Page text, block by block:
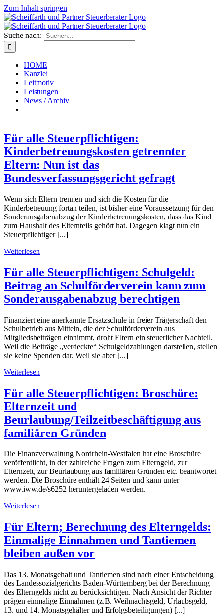
Zum Inhalt springen
Suche nach:
HOME
Kanzlei
Leitmotiv
Leistungen
News / Archiv
Für alle Steuerpflichtigen:
Kinderbetreuungskosten getrennter
Eltern: Nun ist das
Bundesverfassungsgericht gefragt
Wenn sich Eltern trennen und sich die Kosten für die
Kinderbetreuung fortan teilen, ist bisher eine Voraussetzung für den
Sonderausgabenabzug der Kinderbetreuungskosten, dass das Kind
zum Haushalt des Elternteils gehört hat. Dagegen klagt nun ein
Steuerpflichtiger [...]
Weiterlesen
Für alle Steuerpflichtigen: Schulgeld:
Beitrag an Schulförderverein kann zum
Sonderausgabenabzug berechtigen
Finanziert eine anerkannte Ersatzschule in freier Trägerschaft den
Schulbetrieb aus Mitteln, die der Schulförderverein aus
Mitgliedsbeiträgen einnimmt, droht Eltern ein steuerlicher Nachteil.
Weil die Beiträge „verdeckte“ Schulgeldzahlungen darstellen, stellen
sie keine Spenden dar. Weil sie aber [...]
Weiterlesen
Für alle Steuerpflichtigen: Broschüre:
Elternzeit und
Beurlaubung/Teilzeitbeschäftigung aus
familiären Gründen
Die Finanzverwaltung Nordrhein-Westfalen hat eine Broschüre
veröffentlicht, in der zahlreiche Fragen zum Elterngeld, zur
Elternzeit, zur Beurlaubung aus familiären Gründen etc. beantwortet
werden. Die Broschüre enthält 24 Seiten und kann unter
www.iww.de/s6252 heruntergeladen werden.
Weiterlesen
Für Eltern; Berechnung des Elterngelds:
Einmalige Einnahmen und Tantiemen
bleiben außen vor
Das 13. Monatsgehalt und Tantiemen sind nach einer Entscheidung
des Landessozialgerichts Baden-Württemberg bei der Berechnung
des Elterngelds nicht zu berücksichtigen. Nach Ansicht der Richter
prägen einmalige Einnahmen (z.B. Weihnachtsgeld, Urlaubsgeld,
13. und 14. Monatsgehälter und Erfolgsbeteiligungen) [...]